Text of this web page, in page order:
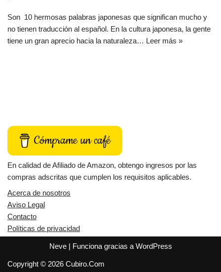
Son 10 hermosas palabras japonesas que significan mucho y
no tienen traducción al español. En la cultura japonesa, la gente
tiene un gran aprecio hacia la naturaleza… Leer más »
Cómprame un café
En calidad de Afiliado de Amazon, obtengo ingresos por las
compras adscritas que cumplen los requisitos aplicables.
Acerca de nosotros
Aviso Legal
Contacto
Políticas de privacidad
Neve| Funciona gracias a WordPress
Copyright © 2026 Cubiro.Com